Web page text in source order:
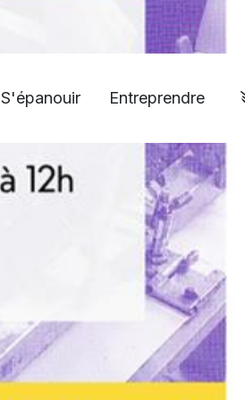
S'épanouir Entreprendre